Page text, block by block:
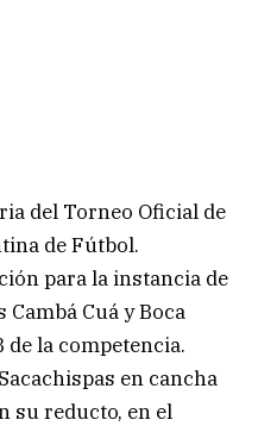
del Torneo Oficial de
de Fútbol.
para la instancia de
Cuá y Boca
la competencia.
en cancha
su reducto, en el